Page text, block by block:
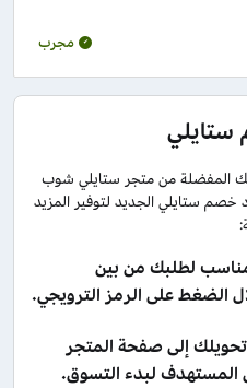
مجرب
المفضلة من متجر ستايلي شوب
ستايلي الجديد لتوفير المزيد
لطلبك من بين
الضغط على الرمز الترويجي.
إلى صفحة المتجر
المستهدف لبدء التسوق.